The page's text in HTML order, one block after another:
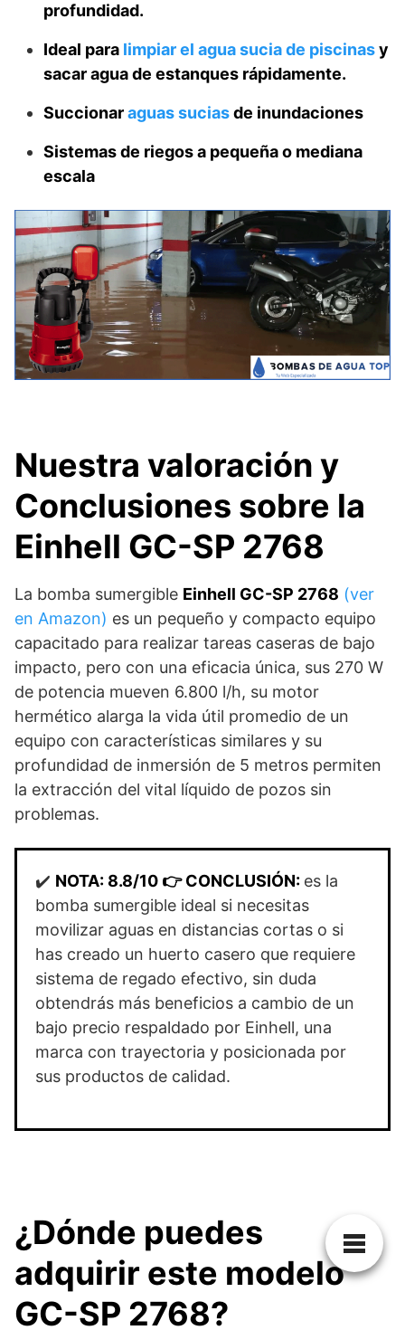
profundidad.
Ideal para limpiar el agua sucia de piscinasy
sacar agua de estanques rápidamente.
Succionaraguas suciasde inundaciones
Sistemas de riegos a pequeña o mediana
escala
Nuestra valoración y
Conclusiones sobre la
Einhell GC-SP 2768
La bomba sumergible Einhell GC-SP 2768 (ver
en Amazon) es un pequeño y compacto equipo
capacitado para realizar tareas caseras de bajo
impacto, pero con una eficacia única, sus 270 W
de potencia mueven 6.800 l/h, su motor
hermético alarga la vida útil promedio de un
equipo con características similares y su
profundidad de inmersión de 5 metros permiten
la extracción del vital líquido de pozos sin
problemas.
✔️ NOTA: 8.8/10 👉CONCLUSIÓN: es la
bomba sumergible ideal si necesitas
movilizar aguas en distancias cortas o si
has creado un huerto casero que requiere
sistema de regado efectivo, sin duda
obtendrás más beneficios a cambio de un
bajo precio respaldado por Einhell, una
marca con trayectoria y posicionada por
sus productos de calidad.
¿Dónde puedes
adquirir este modelo
GC-SP 2768?